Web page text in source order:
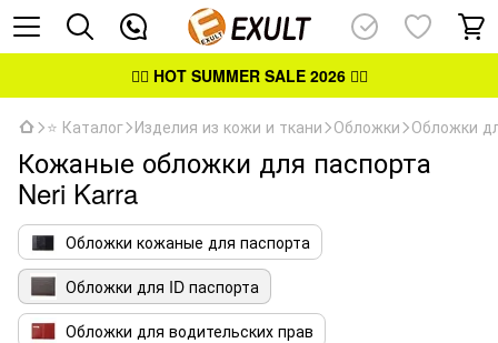
👉🏻 HOT SUMMER SALE 2026👈🏻
⭐ Каталог Изделия из кожи и ткани Обложки Обложки
Кожаные обложки для паспорта
Neri Karra
Обложки кожаные для паспорта
Обложки для ID паспорта
Обложки для водительских прав